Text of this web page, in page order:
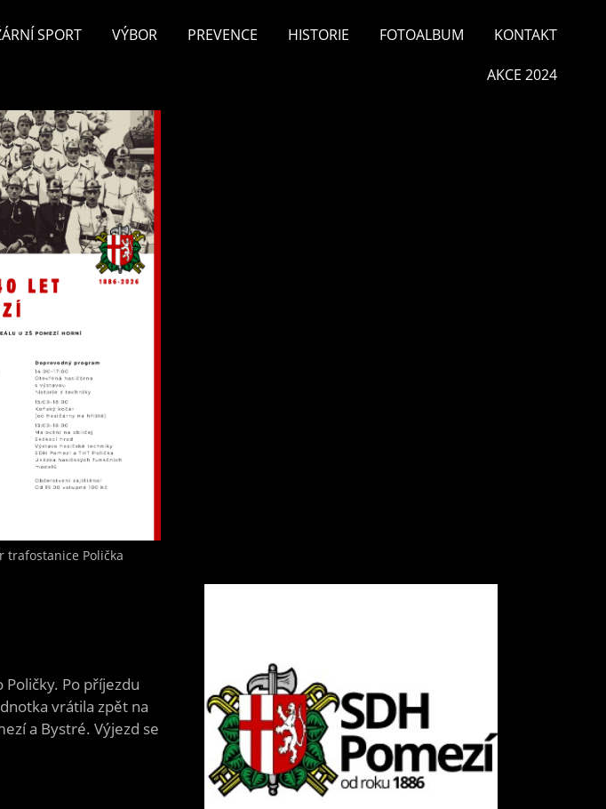
SPORT VÝBOR PREVENCE HISTORIE FOTOALBUM KONTAKT
AKCE 2024
trafostanice Polička
Po příjezdu
vrátila zpět na
a Bystré. Výjezd se